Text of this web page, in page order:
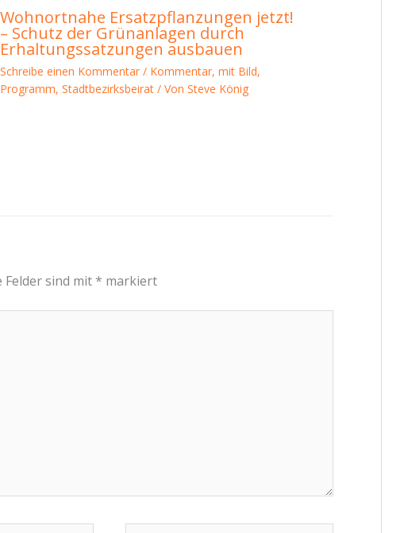
Wohnortnahe Ersatzpflanzungen jetzt!
– Schutz der Grünanlagen durch
Erhaltungssatzungen ausbauen
Schreibe einen Kommentar / Kommentar, mit Bild,
Programm, Stadtbezirksbeirat/ Von Steve König
sind mit * markiert